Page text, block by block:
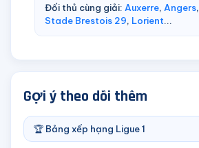
Đối thủ cùng giải: Auxerre, Angers,
Stade Brestois 29, Lorient...
Gợi ý theo dõi thêm
🏆 Bảng xếp hạng Ligue 1